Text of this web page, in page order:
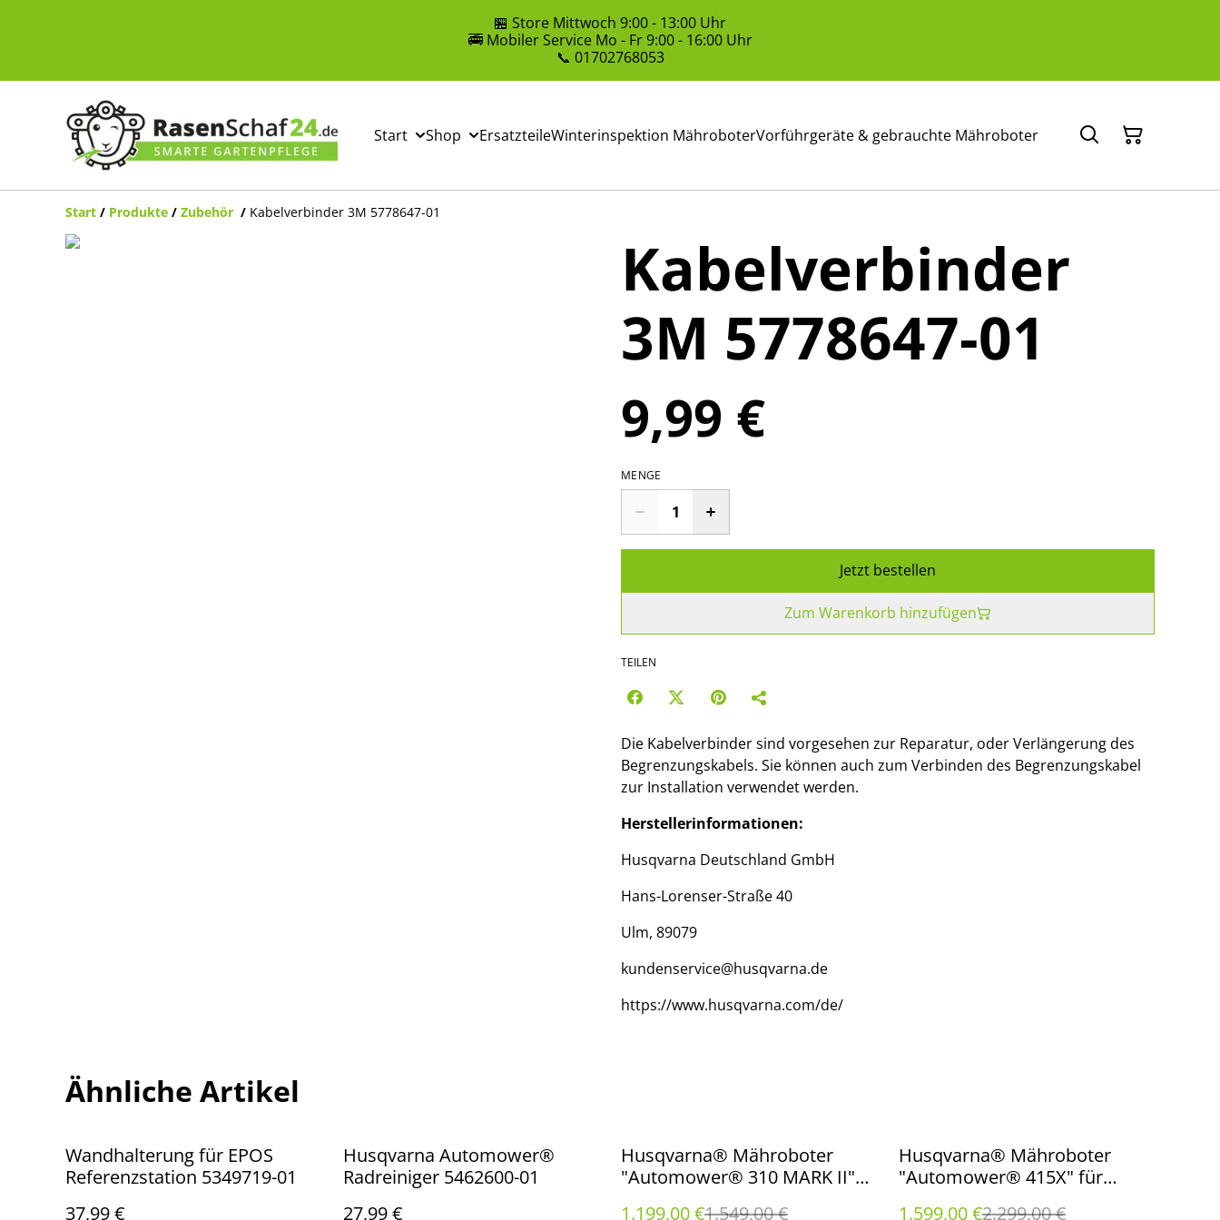
🏪 Store Mittwoch 9:00 - 13:00 Uhr
🚎 Mobiler Service Mo - Fr 9:00 - 16:00 Uhr
📞 01702768053
Start Shop ErsatzteileWinterinspektion MähroboterVorführgeräte & gebrauchte Mähroboter
Start / Produkte / Zubehör / Kabelverbinder 3M 5778647-01
Kabelverbinder
3M 5778647-01
9,99 €
MENGE
Jetzt bestellen
Zum Warenkorb hinzufügen
TEILEN
Die Kabelverbinder sind vorgesehen zur Reparatur, oder Verlängerung des
Begrenzungskabels. Sie können auch zum Verbinden des Begrenzungskabel
zur Installation verwendet werden.
Herstellerinformationen:
Husqvarna Deutschland GmbH
Hans-Lorenser-Straße 40
Ulm, 89079
kundenservice@husqvarna.de
https://www.husqvarna.com/de/
Ähnliche Artikel
Wandhalterung für EPOS
Referenzstation 5349719-01
37,99 €
Husqvarna Automower®
Radreiniger 5462600-01
27,99 €
%
Husqvarna® Mähroboter
"Automower® 310 MARK II"
1.199,00 €1.549,00 €
%
Husqvarna® Mähroboter
"Automower® 415X" für
1.599,00 €2.299,00 €